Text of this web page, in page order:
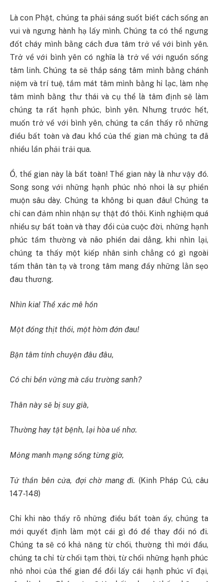
Là con Phật, chúng ta phải sáng suốt biết cách sống an
vui và ngưng hành hạ lấy mình. Chúng ta có thể ngưng
đốt cháy mình bằng cách đưa tâm trở về với bình yên.
Trở về với bình yên có nghĩa là trở về với nguồn sống
tâm linh. Chúng ta sẽ thắp sáng tâm mình bằng chánh
niệm và trí tuệ, tắm mát tâm mình bằng hỉ lạc, làm nhẹ
tâm mình bằng thư thái và cụ thể là tâm định sẽ làm
chúng ta rất hạnh phúc, bình yên. Nhưng trước hết,
muốn trở về với bình yên, chúng ta cần thấy rõ những
điều bất toàn và đau khổ của thế gian mà chúng ta đã
nhiều lần phải trải qua.
Ồ, thế gian này là bất toàn! Thế gian này là như vậy đó.
Song song với những hạnh phúc nhỏ nhoi là sự phiền
muộn sâu dày. Chúng ta không bi quan đâu! Chúng ta
chỉ can đảm nhìn nhận sự thật đó thôi. Kinh nghiệm quá
nhiều sự bất toàn và thay đổi của cuộc đời, những hạnh
phúc tầm thường và não phiền dai dẳng, khi nhìn lại,
chúng ta thấy một kiếp nhân sinh chẳng có gì ngoài
tấm thân tàn tạ và trong tâm mang đầy những lằn sẹo
đau thương.
Nhìn kia! Thể xác mê hồn
Một đống thịt thối, một hòm đớn đau!
Bận tâm tính chuyện đâu đâu,
Có chi bền vững mà cầu trường sanh?
Thân này sẽ bị suy già,
Thường hay tật bệnh, lại hòa uế nhơ.
Mỏng manh mạng sống từng giờ,
Tử thần bên cửa, đợi chờ mang đi. (Kinh Pháp Cú, câu
147-148)
Chỉ khi nào thấy rõ những điều bất toàn ấy, chúng ta
mới quyết định làm một cái gì đó để thay đổi nó đi.
Chúng ta sẽ có khả năng từ chối, thường thì mới đầu,
chúng ta chỉ từ chối tạm thời, từ chối những hạnh phúc
nhỏ nhoi của thế gian để đổi lấy cái hạnh phúc vĩ đại,